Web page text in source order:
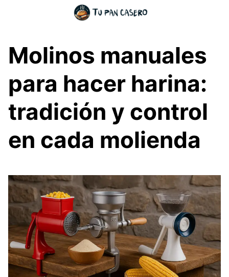
Molinos manuales
para hacer harina:
tradición y control
en cada molienda